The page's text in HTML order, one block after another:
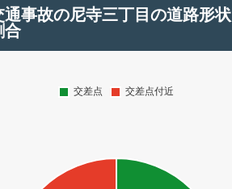
通事故の尼寺三丁目の道路形状
合